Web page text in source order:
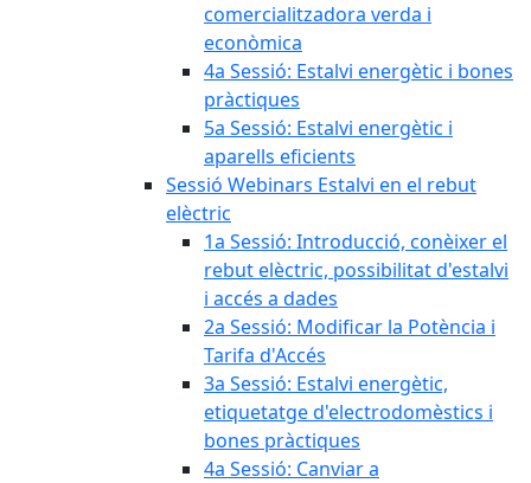
comercialitzadora verda i
econòmica
4a Sessió: Estalvi energètic i bones
pràctiques
5a Sessió: Estalvi energètic i
aparells eficients
Sessió Webinars Estalvi en el rebut
elèctric
1a Sessió: Introducció, conèixer el
rebut elèctric, possibilitat d'estalvi
i accés a dades
2a Sessió: Modificar la Potència i
Tarifa d'Accés
3a Sessió: Estalvi energètic,
etiquetatge d'electrodomèstics i
bones pràctiques
4a Sessió: Canviar a